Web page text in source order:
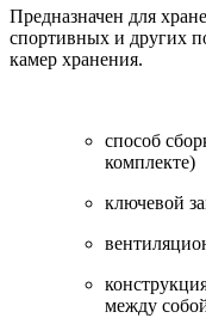
Предназначен для
спортивных и других
камер хранения.
способ
комплекте)
ключевой
между